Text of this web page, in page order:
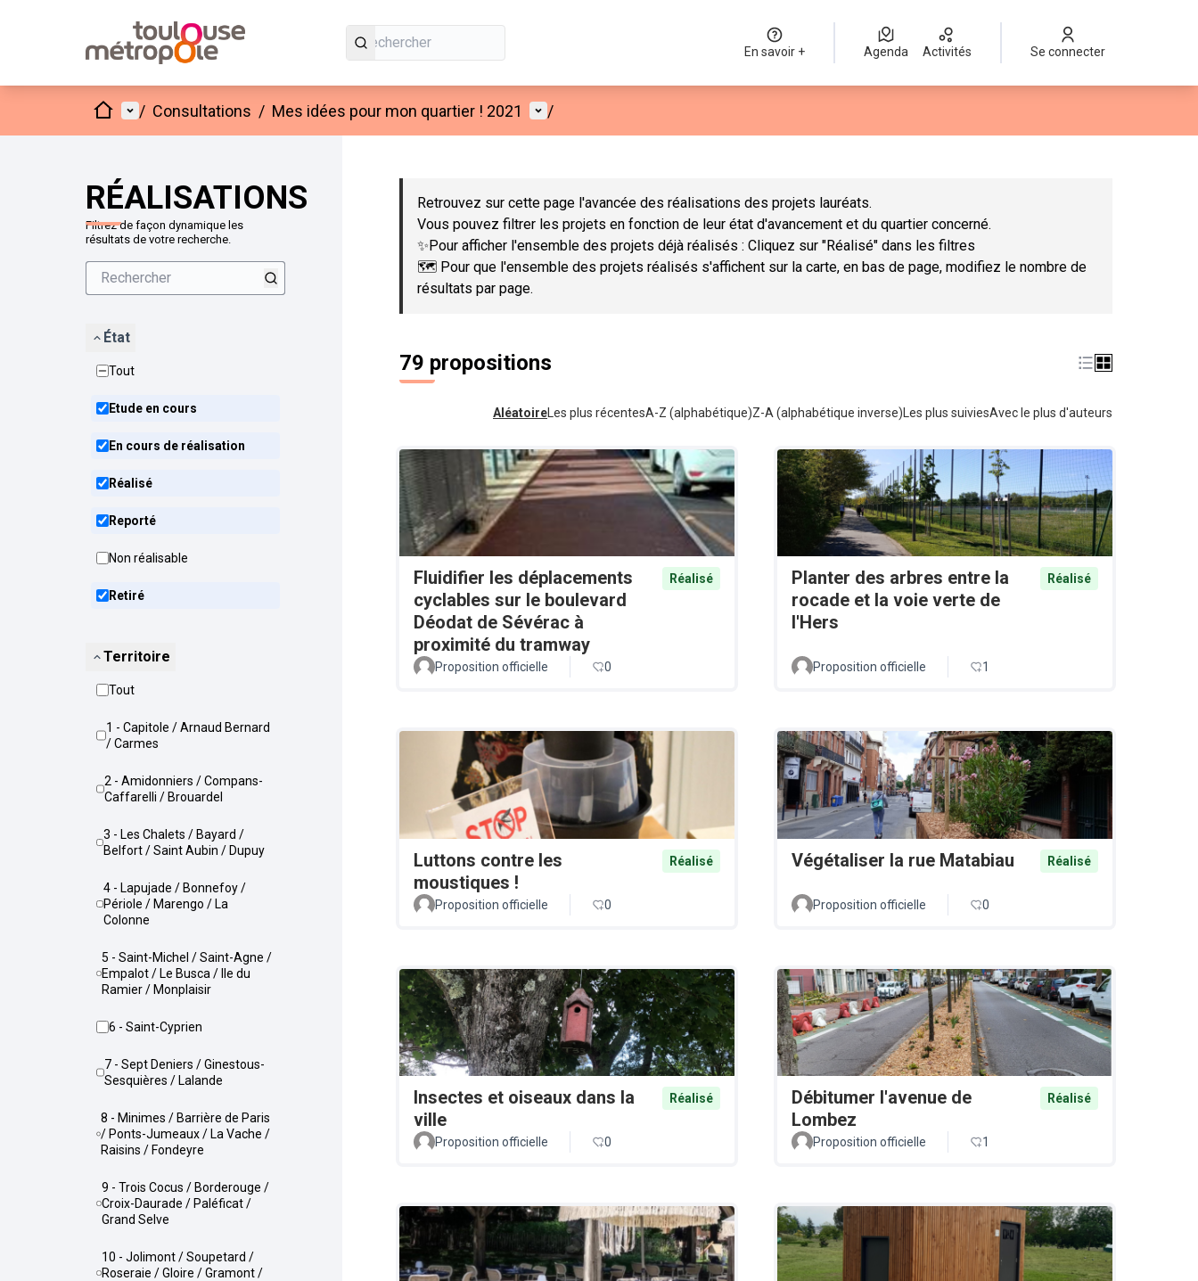
En savoir + Agenda Activités Se connecter
AccueilMenu principal
/ Consultations / Mes idées pour mon quartier ! 2021 Menu utilisateur
/
RÉALISATIONS
Filtrez de façon dynamique les
résultats de votre recherche.
État
Tout
Etude en cours
En cours de réalisation
Réalisé
Reporté
Non réalisable
Retiré
Territoire
Tout
1 - Capitole / Arnaud Bernard
/ Carmes
2 - Amidonniers / Compans-
Caffarelli / Brouardel
3 - Les Chalets / Bayard /
Belfort / Saint Aubin / Dupuy
4 - Lapujade / Bonnefoy /
Périole / Marengo / La
Colonne
5 - Saint-Michel / Saint-Agne /
Empalot / Le Busca / Ile du
Ramier / Monplaisir
6 - Saint-Cyprien
7 - Sept Deniers / Ginestous-
Sesquières / Lalande
8 - Minimes / Barrière de Paris
/ Ponts-Jumeaux / La Vache /
Raisins / Fondeyre
9 - Trois Cocus / Borderouge /
Croix-Daurade / Paléficat /
Grand Selve
10 - Jolimont / Soupetard /
Roseraie / Gloire / Gramont /
Passer la carte
Retrouvez sur cette page l'avancée des réalisations des projets lauréats.
Vous pouvez filtrer les projets en fonction de leur état d'avancement et du quartier concerné.
✨Pour afficher l'ensemble des projets déjà réalisés : Cliquez sur "Réalisé" dans les filtres
🗺️ Pour que l'ensemble des projets réalisés s'affichent sur la carte, en bas de page, modifiez le nombre de
résultats par page.
79 propositions
Aléatoire Les plus récentesA-Z (alphabétique)Z-A (alphabétique inverse) Les plus suiviesAvec le plus d'auteurs
Fluidifier les déplacements
cyclables sur le boulevard
Déodat de Sévérac à
proximité du tramway
Réalisé
Proposition officielle 0
Planter des arbres entre la
rocade et la voie verte de
l'Hers
Réalisé
Proposition officielle 1
Luttons contre les
moustiques !
Réalisé
Proposition officielle 0
Végétaliser la rue Matabiau Réalisé
Proposition officielle 0
Insectes et oiseaux dans la
ville
Réalisé
Proposition officielle 0
Débitumer l'avenue de
Lombez
Réalisé
Proposition officielle 1